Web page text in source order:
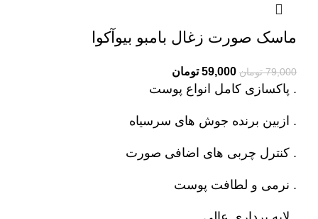
ماسک صورت زغال بامبو بیوآکوا
79,000 تومان Original
price
79,000 تومان.
59,000 تومان
price
59,000 تومان.
. پاکسازی کامل انواع پوست
. ازبین برنده جوش های سرسیاه
. کنترل چربی های اضافی صورت
. نرمی و لطافت پوست